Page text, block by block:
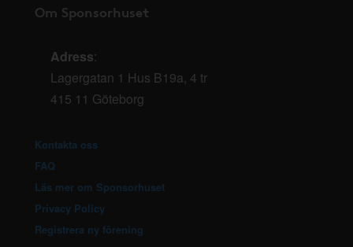
Om Sponsorhuset
Adress:
Lagergatan 1 Hus B19a, 4 tr
415 11 Göteborg
Kontakta oss
FAQ
Läs mer om Sponsorhuset
Privacy Policy
Registrera ny förening